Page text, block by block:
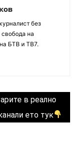
без
на
БТВ и ТВ7.
в реално
ето тук